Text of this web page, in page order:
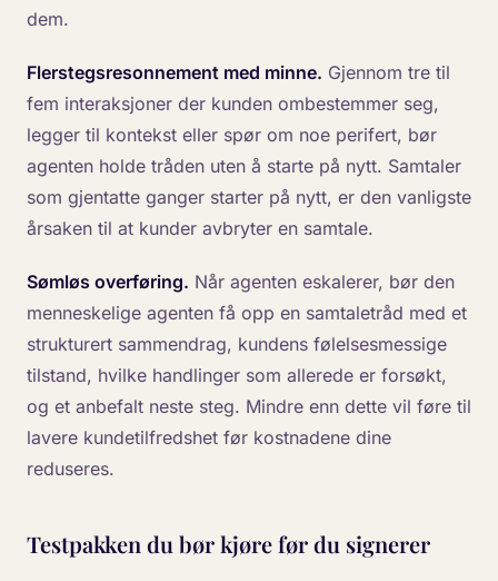
dem.
Flerstegsresonnement med minne. Gjennom tre til
fem interaksjoner der kunden ombestemmer seg,
legger til kontekst eller spør om noe perifert, bør
agenten holde tråden uten å starte på nytt. Samtaler
som gjentatte ganger starter på nytt, er den vanligste
årsaken til at kunder avbryter en samtale.
Sømløs overføring. Når agenten eskalerer, bør den
menneskelige agenten få opp en samtaletråd med et
strukturert sammendrag, kundens følelsesmessige
tilstand, hvilke handlinger som allerede er forsøkt,
og et anbefalt neste steg. Mindre enn dette vil føre til
lavere kundetilfredshet før kostnadene dine
reduseres.
Testpakken du bør kjøre før du signerer